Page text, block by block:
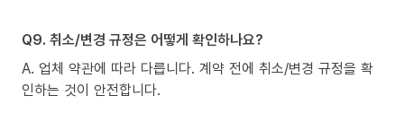
Q9. 취소/변경 규정은 어떻게 확인하나요?
A. 업체 약관에 따라 다릅니다. 계약 전에 취소/변경 규정을 확
인하는 것이 안전합니다.